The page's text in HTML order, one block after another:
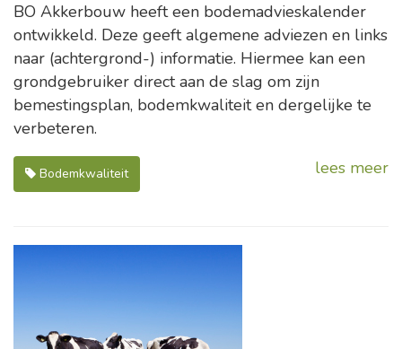
BO Akkerbouw heeft een bodemadvieskalender
ontwikkeld. Deze geeft algemene adviezen en links
naar (achtergrond-) informatie. Hiermee kan een
grondgebruiker direct aan de slag om zijn
bemestingsplan, bodemkwaliteit en dergelijke te
verbeteren.
Bodemkwaliteit lees meer